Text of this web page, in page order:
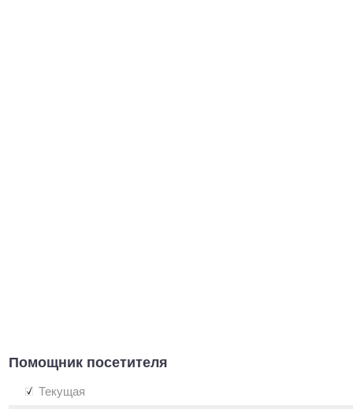
Помощник посетителя
Текущая